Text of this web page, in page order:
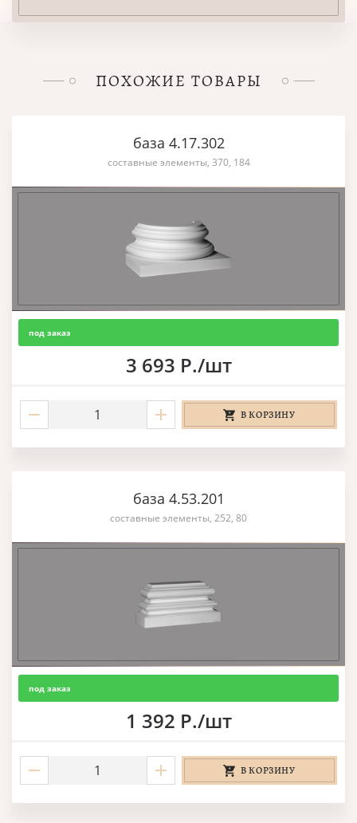
ПОХОЖИЕ ТОВАРЫ
база 4.17.302
составные элементы, 370, 184
под заказ
3 693 Р./шт
В КОРЗИНУ
база 4.53.201
составные элементы, 252, 80
под заказ
1 392 Р./шт
В КОРЗИНУ